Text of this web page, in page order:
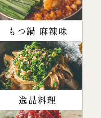
もつ鍋 麻辣味
逸品料理